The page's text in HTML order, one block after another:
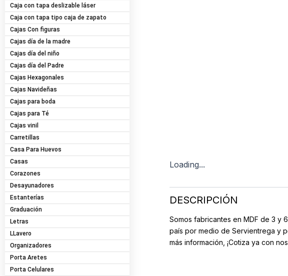
Caja con tapa deslizable láser
Caja con tapa tipo caja de zapato
Cajas Con figuras
Cajas día de la madre
Cajas día del niño
Cajas día del Padre
Cajas Hexagonales
Cajas Navideñas
Cajas para boda
Cajas para Té
Cajas vinil
Carretillas
Casa Para Huevos
Casas
Corazones
Desayunadores
Estanterías
Graduación
Letras
LLavero
Organizadores
Porta Aretes
Porta Celulares
Loading...
DESCRIPCIÓN
Somos fabricantes en MDF de 3 y
país por medio de Servientrega y
más información, ¡Cotiza ya con